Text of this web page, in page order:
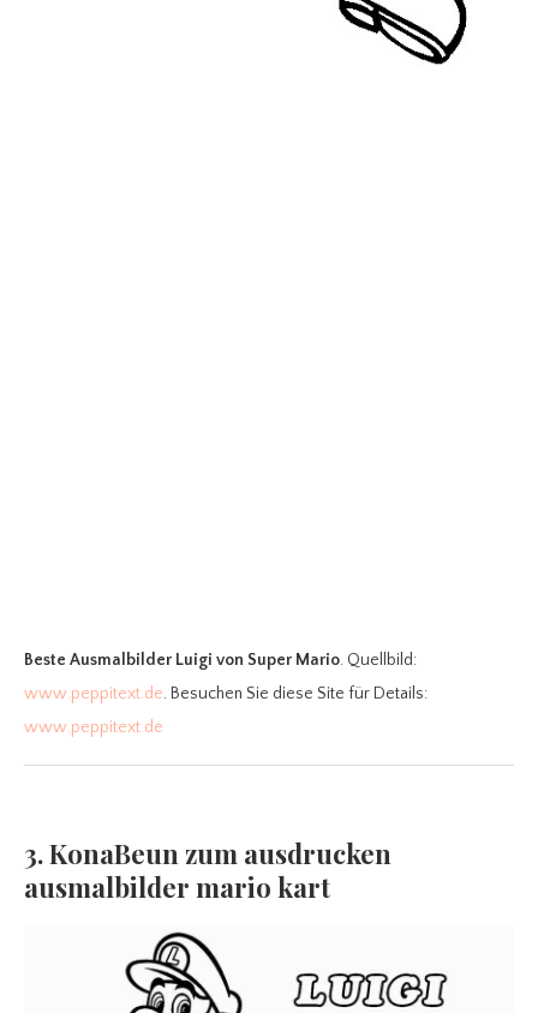
Beste Ausmalbilder Luigi von Super Mario. Quellbild:
www.peppitext.de. Besuchen Sie diese Site für Details:
www.peppitext.de
3. KonaBeun zum ausdrucken
ausmalbilder mario kart